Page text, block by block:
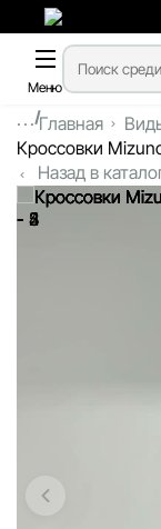
Меню
...Главная
Кроссовки
Назад в